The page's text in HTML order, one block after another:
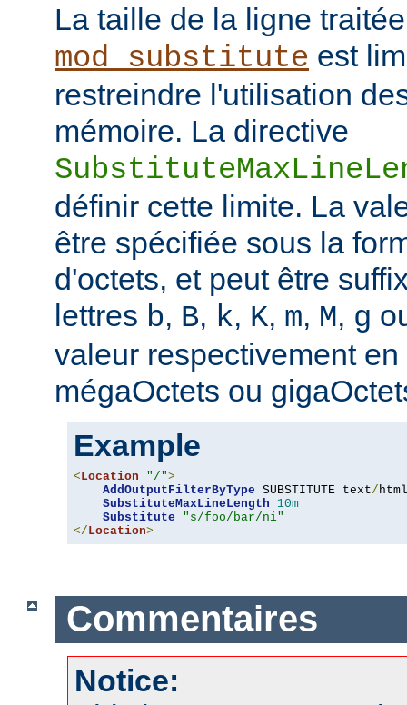
La taille de la ligne
mod_substitute est
restreindre l'utilisation
mémoire. La directive
définir cette limite. La
être spécifiée sous la
d'octets, et peut être
lettres b, B, k, K, m, M, g
valeur respectivement
mégaOctets ou
Example
<Location "/">
AddOutputFilterByType SUBSTITUTE text/ html
SubstituteMaxLineLength
10m
Substitute
"s/foo/bar/ni"
</Location>
Commentaires
Notice: